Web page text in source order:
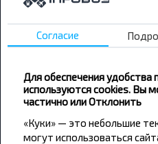
дешевле?
Не пропусти
Подпишись на
путешествуй с нами
Согласие
Для обеспечения удобства
используются cookies. Вы
частично или Отклонить
«Куки» — это небольшие
могут использоваться